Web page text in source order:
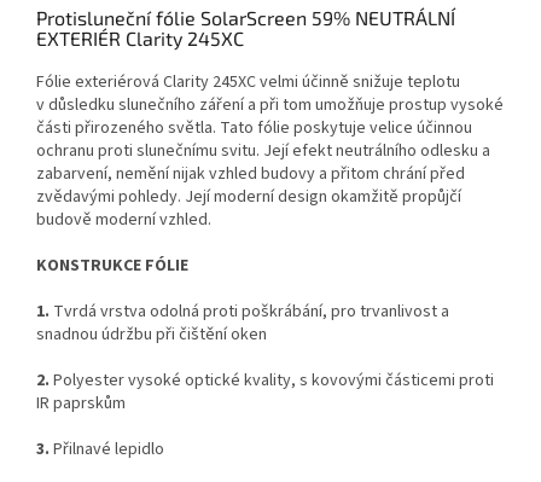
Protisluneční fólie SolarScreen 59% NEUTRÁLNÍ
EXTERIÉR Clarity 245XC
Fólie exteriérová Clarity 245XC velmi účinně snižuje teplotu
v důsledku slunečního záření a při tom umožňuje prostup vysoké
části přirozeného světla. Tato fólie poskytuje velice účinnou
ochranu proti slunečnímu svitu. Její efekt neutrálního odlesku a
zabarvení, nemění nijak vzhled budovy a přitom chrání před
zvědavými pohledy. Její moderní design okamžitě propůjčí
budově moderní vzhled.
KONSTRUKCE FÓLIE
1. Tvrdá vrstva odolná proti poškrábání, pro trvanlivost a
snadnou údržbu při čištění oken
2. Polyester vysoké optické kvality, s kovovými částicemi proti
IR paprskům
3. Přilnavé lepidlo